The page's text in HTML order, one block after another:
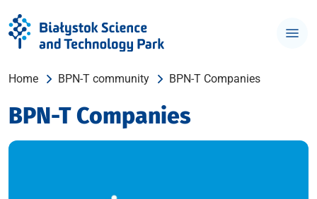
Home BPN-T community BPN-T Companies
BPN-T Companies